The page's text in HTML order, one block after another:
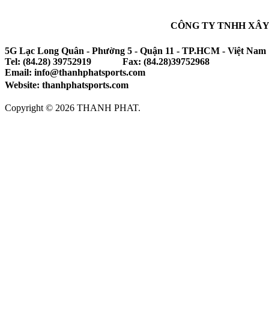
CÔNG TY TNHH
5G Lạc Long Quân - Phường 5 - Quận 11 - TP.HCM - Việt Nam
Tel: (84.28) 39752919 Fax: (84.28)39752968
Email: info@thanhphatsports.com
Website: thanhphatsports.com
Copyright © 2026 THANH PHAT.